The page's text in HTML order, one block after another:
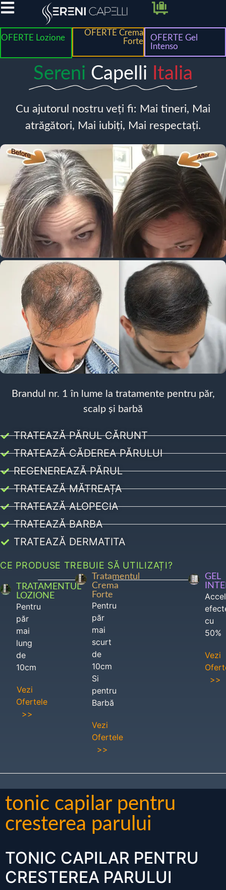
OFERTE Lozione
OFERTE Crema
Forte
OFERTE Gel
Intenso
Sereni Capelli Italia
Cu ajutorul nostru veți fi: Mai tineri, Mai
atrăgători, Mai iubiți, Mai respectați.
Brandul nr. 1 în lume la tratamente pentru păr,
scalp și barbă
TRATEAZĂ PĂRUL CĂRUNT
TRATEAZĂ CĂDEREA PĂRULUI
REGENEREAZĂ PĂRUL
TRATEAZĂ MĂTREAȚA
TRATEAZĂ ALOPECIA
TRATEAZĂ BARBA
TRATEAZĂ DERMATITA
CE PRODUSE TREBUIE SĂ UTILIZAȚI?
TRATAMENTUL
LOZIONE
Pentru
păr
mai
lung
de
10cm
Vezi
Ofertele
>>
Tratamentul
Crema
Forte
Pentru
păr
mai
scurt
de
10cm
Si
pentru
Barbă
Vezi
Ofertele
>>
GEL
cu
50%
Vezi
>>
tonic capilar pentru
cresterea parului
TONIC CAPILAR PENTRU
CRESTEREA PARULUI